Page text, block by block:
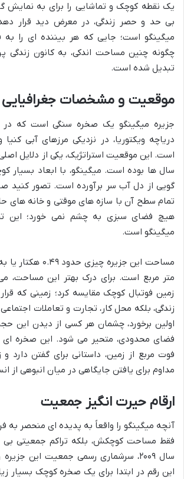
یک نقطه کوچک و تماشایی را برای به نمایش
بی حد و حصر زندگی، در معرض دید قرار
میگینگو است؛ جایی که هر بیننده ای را به
چگونه چنین مساحت اندکی، به کانون زندگی
تبدیل شده است.
موقعیت و مشخصات جغرافیایی
جزیره میگینگو یک صخره سنگی است که
دریاچه ویکتوریا، در نزدیکی مرزهای آبی کنیا
است. این موقعیت استراتژیک، یکی از دلایل
سال ها بوده است. میگینگو، با ابعاد بسیار
گویی از دل آب سر برآورده است. تصور کنید
تمام سطح آن با سازه های موقتی و خانه های
هیچ فضای سبزی به چشم نمی خورد؛ این
میگینگو است.
متر مربع است. برای درک بهتر این مساحت،
زمین فوتبال کوچک مقایسه کرد؛ زمینی که
زندگی، بلکه محل کار، تجارت و تعاملات
اولین برخورد، چشمان هر کسی از دیدن این
فضای محدودی، متحیر می شود. این صخره ای
فوت مربع از زمین، داستانی برای گفتن دارد و
مداوم برای یافتن جایگاهی در میان انبوهی از
ارقام حیرت انگیز جمعیت
آنچه میگینگو را واقعاً به پدیده ای منحصر به
فقط مساحت کوچکش، بلکه تراکم جمعیتی بی
این رقم در ابتدا برای یک صخره کوچک بسیار